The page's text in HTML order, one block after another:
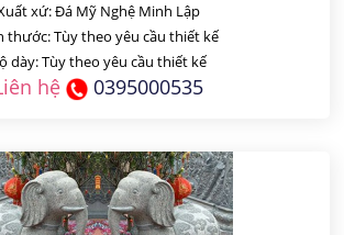
xứ: Đá Mỹ Nghệ Minh Lập
thước: Tùy theo yêu cầu thiết kế
dày: Tùy theo yêu cầu thiết kế
hệ 0395000535